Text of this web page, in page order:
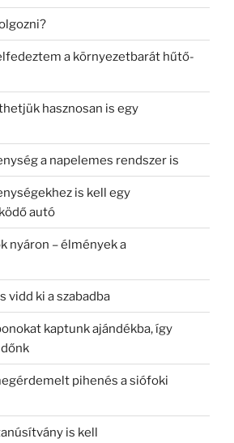
a környezetbarát hűtő-
hasznosan is egy
a napelemes rendszer is
is kell egy
autó
nyáron – élmények a
vidd ki a szabadba
kaptunk ajándékba, így
pihenés a siófoki
is kell